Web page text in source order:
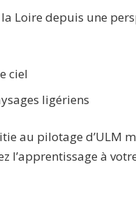
Loire depuis une
ciel
ligériens
au pilotage d’ULM
l’apprentissage à